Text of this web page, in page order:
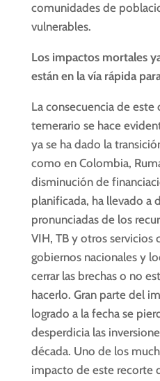
comunidades de
vulnerables.
Los impactos mortales
están en la vía rápida
La consecuencia de
temerario se hace
ya se ha dado la
como en Colombia,
disminución de
planificada, ha llevado a
pronunciadas de los
VIH, TB y otros servicios
gobiernos nacionales y
cerrar las brechas o no
hacerlo. Gran parte del
logrado a la fecha se
desperdicia las
década. Uno de los
impacto de este recorte